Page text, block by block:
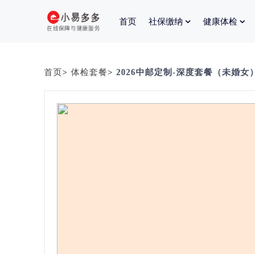
首页 社保缴纳 健康体检
首页> 体检套餐> 2026中邮定制-深度套餐（未婚女）